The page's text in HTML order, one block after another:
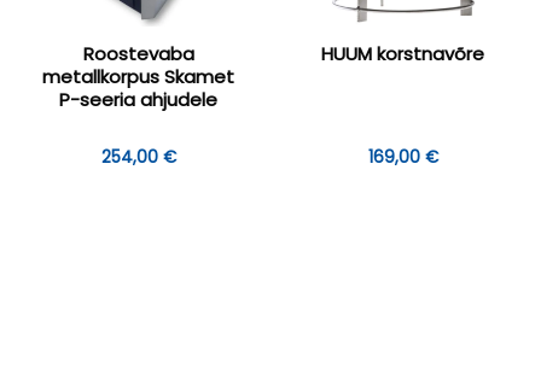
Roostevaba
metallkorpus Skamet
P-seeria ahjudele
254,00 €
HUUM korstnavõre
169,00 €